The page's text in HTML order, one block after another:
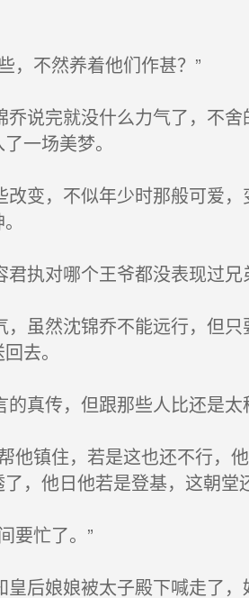
，不然养着他们作甚？”
说完就没什么力气了，不
一场美梦。
变，不似年少时那般可爱
执对哪个王爷都没表现过兄
虽然沈锦乔不能远行，但
去。
真传，但跟那些人比还是太
镇住，若是这也还不行，
，他日他若是登基，这朝堂
要忙了。”
后娘娘被太子殿下喊走了，